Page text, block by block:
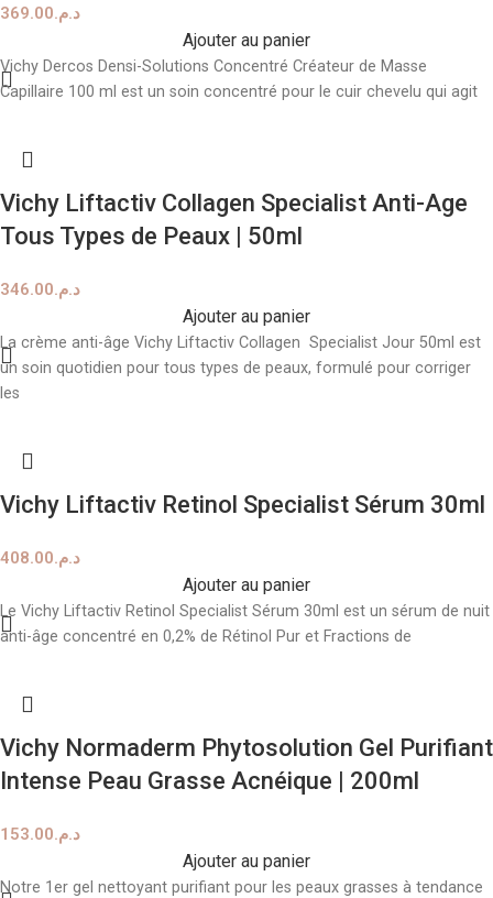
د.م.369.00
Ajouter au panier
Vichy Dercos Densi-Solutions Concentré Créateur de Masse
Capillaire 100 ml est un soin concentré pour le cuir chevelu qui agit
Vichy Liftactiv Collagen Specialist Anti-Age
Tous Types de Peaux | 50ml
د.م.346.00
Ajouter au panier
La crème anti-âge Vichy Liftactiv Collagen Specialist Jour 50ml est
un soin quotidien pour tous types de peaux, formulé pour corriger
les
Vichy Liftactiv Retinol Specialist Sérum 30ml
د.م.408.00
Ajouter au panier
Le Vichy Liftactiv Retinol Specialist Sérum 30ml est un sérum de nuit
anti-âge concentré en 0,2% de Rétinol Pur et Fractions de
Vichy Normaderm Phytosolution Gel Purifiant
Intense Peau Grasse Acnéique | 200ml
د.م.153.00
Ajouter au panier
Notre 1er gel nettoyant purifiant pour les peaux grasses à tendance